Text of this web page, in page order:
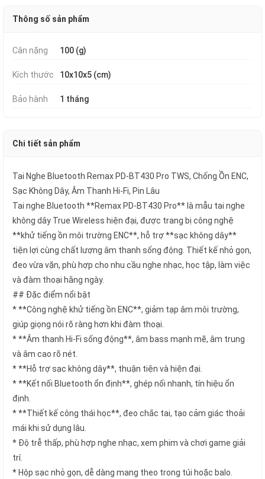
Thông số sản phẩm
Cân nặng 100 (g)
Kích thước 10x10x5 (cm)
Bảo hành 1 tháng
Chi tiết sản phẩm
Tai Nghe Bluetooth Remax PD-BT430 Pro TWS, Chống Ồn ENC,
Sạc Không Dây, Âm Thanh Hi-Fi, Pin Lâu
Tai nghe Bluetooth **Remax PD-BT430 Pro** là mẫu tai nghe
không dây True Wireless hiện đại, được trang bị công nghệ
**khử tiếng ồn môi trường ENC**, hỗ trợ **sạc không dây**
tiện lợi cùng chất lượng âm thanh sống động. Thiết kế nhỏ gọn,
đeo vừa vặn, phù hợp cho nhu cầu nghe nhạc, học tập, làm việc
và đàm thoại hằng ngày.
## Đặc điểm nổi bật
* **Công nghệ khử tiếng ồn ENC**, giảm tạp âm môi trường,
giúp giọng nói rõ ràng hơn khi đàm thoại.
* **Âm thanh Hi-Fi sống động**, âm bass mạnh mẽ, âm trung
và âm cao rõ nét.
* **Hỗ trợ sạc không dây**, thuận tiện và hiện đại.
* **Kết nối Bluetooth ổn định**, ghép nối nhanh, tín hiệu ổn
định.
* **Thiết kế công thái học**, đeo chắc tai, tạo cảm giác thoải
mái khi sử dụng lâu.
* Độ trễ thấp, phù hợp nghe nhạc, xem phim và chơi game giải
trí.
* Hộp sạc nhỏ gọn, dễ dàng mang theo trong túi hoặc balo.